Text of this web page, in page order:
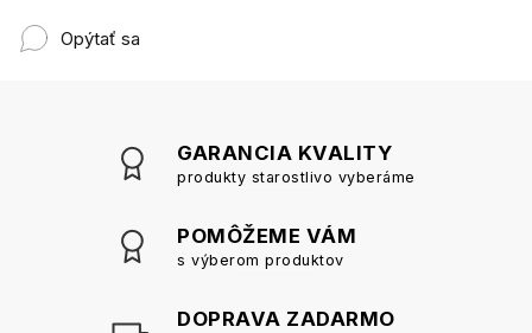
Opýtať sa
GARANCIA KVALITY
produkty starostlivo vyberáme
POMÔŽEME VÁM
s výberom produktov
DOPRAVA ZADARMO